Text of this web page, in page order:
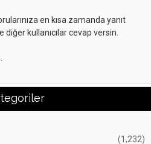
en kısa zamanda yanıt
kullanıcılar cevap versin.
(1,232)